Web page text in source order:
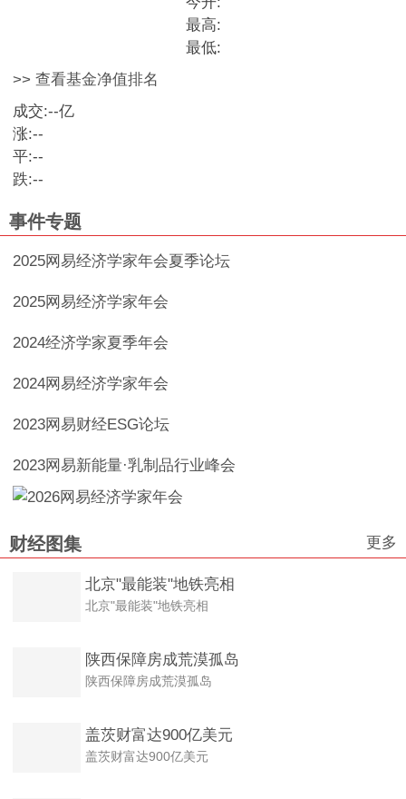
最高:
最低:
>> 查看基金净值排名
成交:--亿
涨:--
平:--
跌:--
事件专题
2025网易经济学家年会夏季论坛
2025网易经济学家年会
2024经济学家夏季年会
2024网易经济学家年会
2023网易财经ESG论坛
2023网易新能量·乳制品行业峰会
财经图集 更多
北京"最能装"地铁亮相
北京"最能装"地铁亮相
陕西保障房成荒漠孤岛
陕西保障房成荒漠孤岛
盖茨财富达900亿美元
盖茨财富达900亿美元